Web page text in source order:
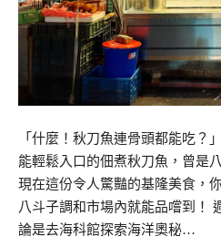
「什麼！秋刀魚連骨頭都能吃？
能輕鬆入口的佃煮秋刀魚，曾是
現在這份令人驚豔的基隆美食，
八斗子調和市場內就能品嚐到！
論是去海科館探索海洋奧秘…